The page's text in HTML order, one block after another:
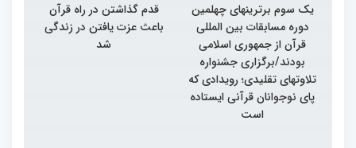
یک سوم برترینهای چهلمین
دوره مسابقات بین المللی
قرآن از جمهوری اسلامی
بودند/برگزاری جشنواره
تلاوتهای تقلیدی؛ رویدادی که
پای نوجوانان قرآنی ایستاده
است
قدم گذاشتن در راه قرآن
باعث عزت یافتن در زندگی
شد